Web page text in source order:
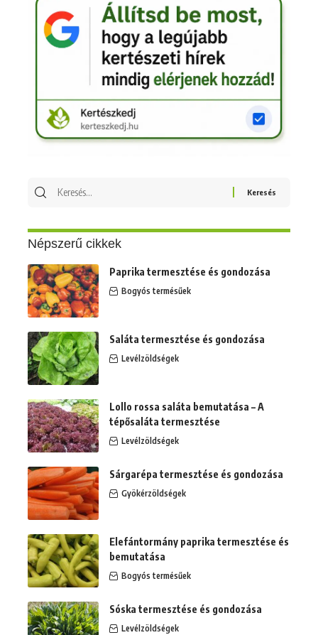
Keresés
Népszerű cikkek
Paprika termesztése és gondozása
Bogyós termésűek
Saláta termesztése és gondozása
Levélzöldségek
Lollo rossa saláta bemutatása – A
tépősaláta termesztése
Levélzöldségek
Sárgarépa termesztése és gondozása
Gyökérzöldségek
Elefántormány paprika termesztése és
bemutatása
Bogyós termésűek
Sóska termesztése és gondozása
Levélzöldségek